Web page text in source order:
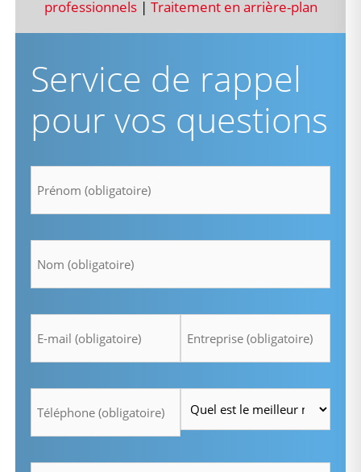
professionnels| Traitement en arrière-plan
Service de rappel
pour vos questions
mail
*